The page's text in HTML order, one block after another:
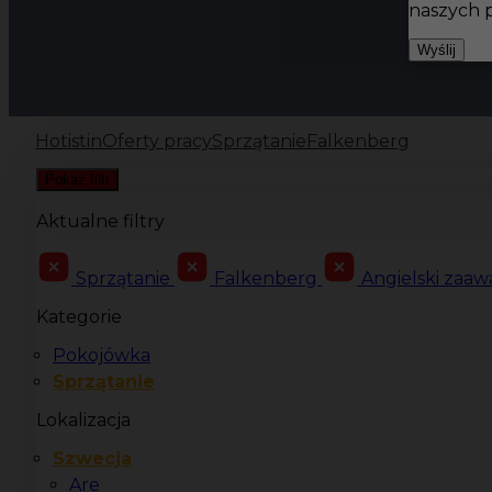
HotistinOferty pracySprzątanie Falkenberg
Pokaż filtr
Aktualne filtry
Sprzątanie Falkenberg
Angielski
Kategorie
Pokojówka
Sprzątanie
Lokalizacja
Szwecja
Are
naszych
Wyślij